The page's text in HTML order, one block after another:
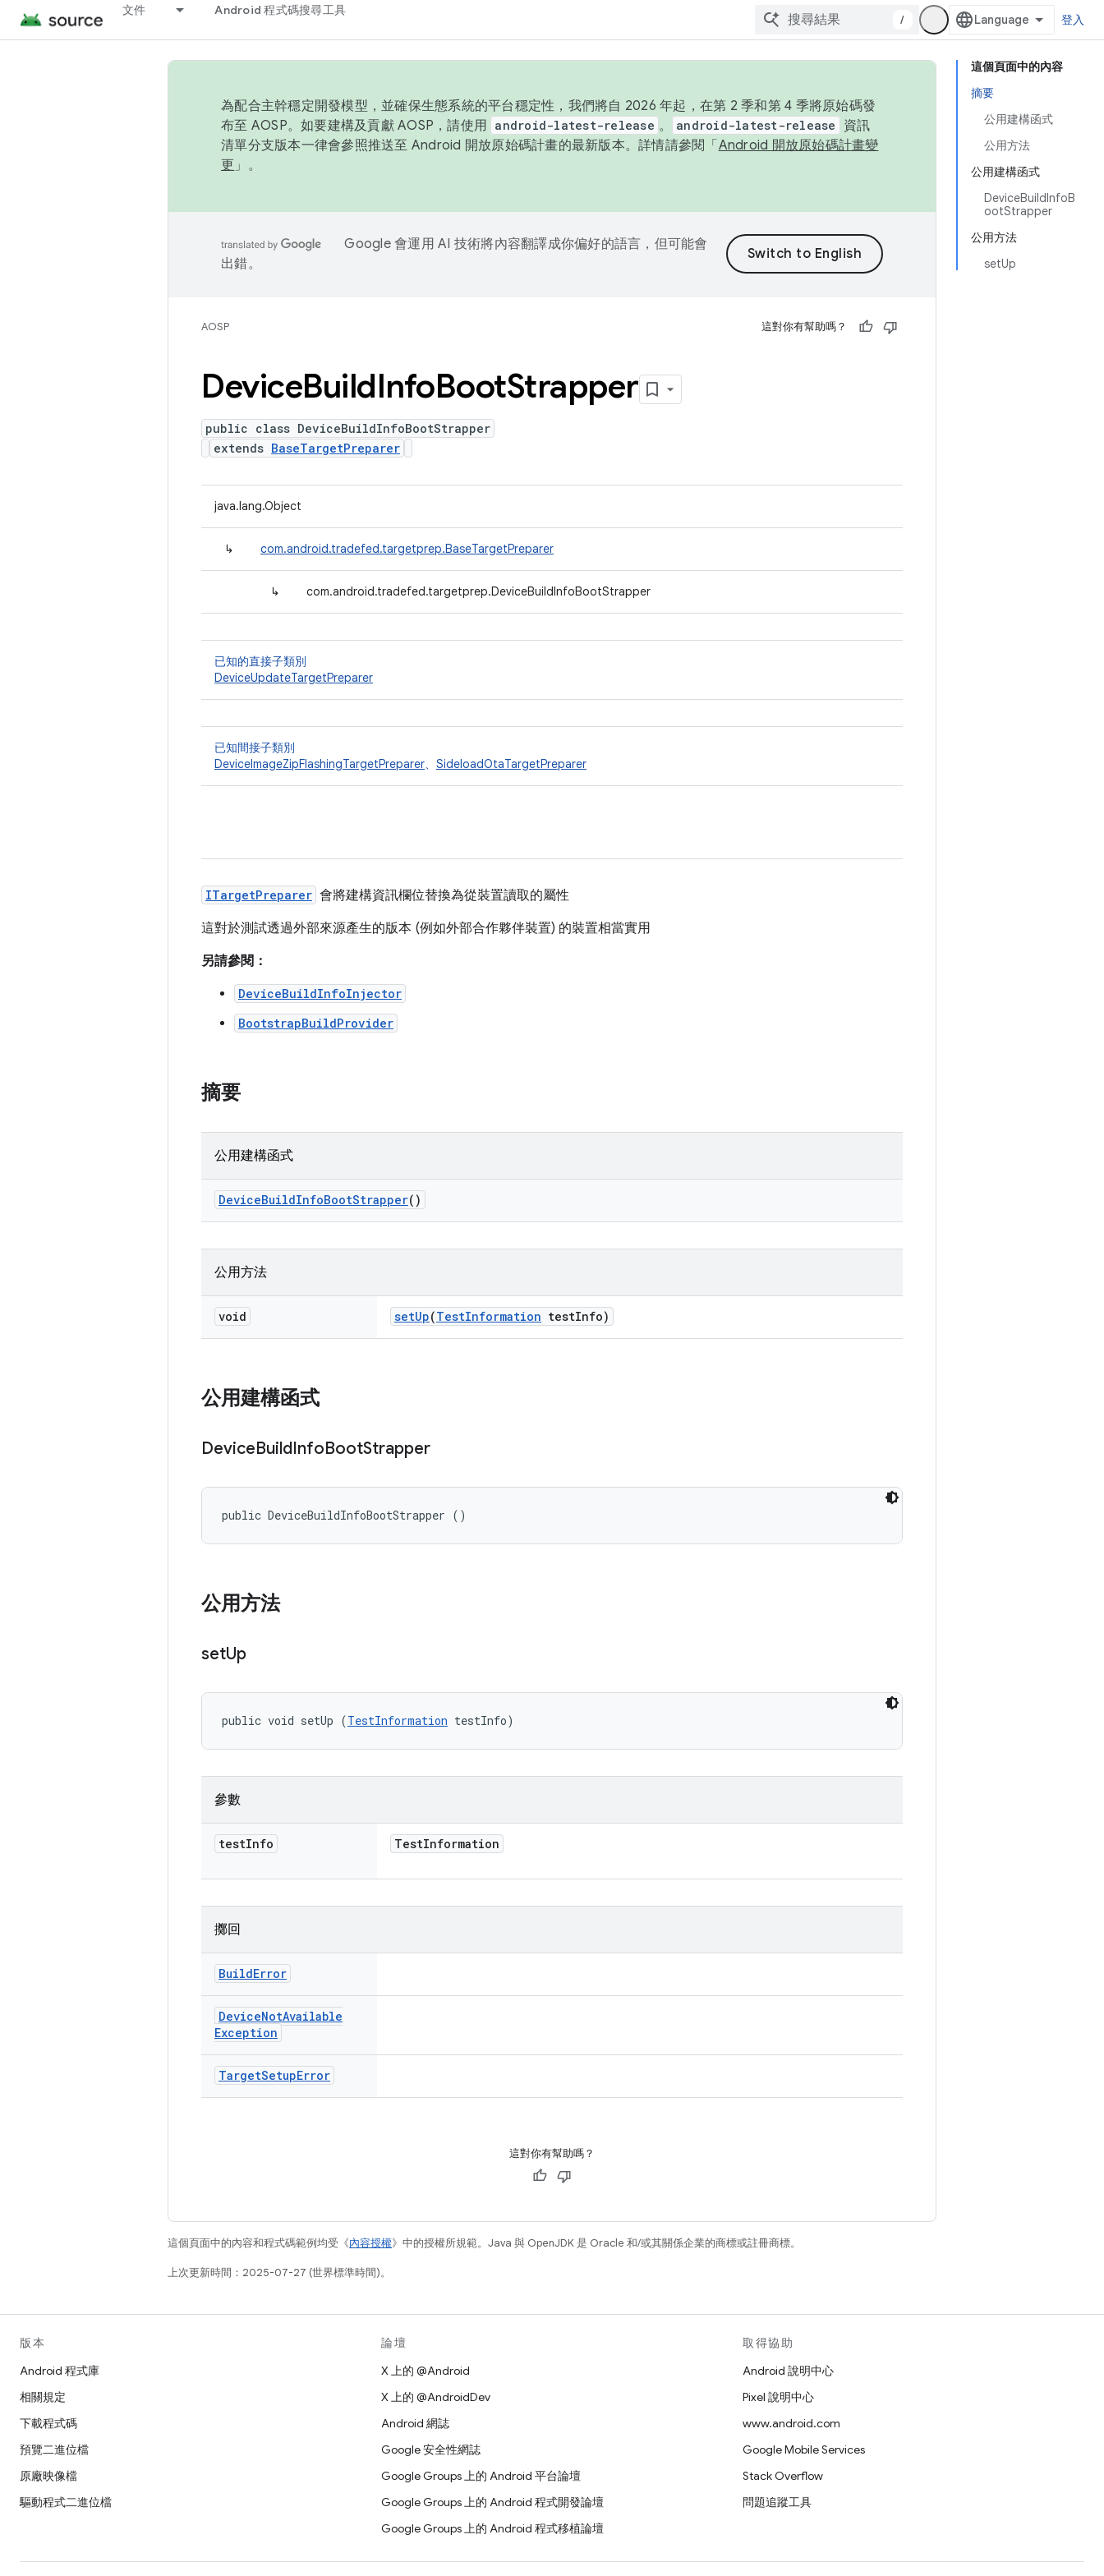
文件 Android 程式碼搜尋工具
/ 登入
這個頁面中的內容
摘要
公用建構函式
公用方法
公用建構函式
DeviceBuildInfoB
ootStrapper
公用方法
setUp
為配合主幹穩定開發模型，並確保生態系統的平台穩定性，我們將自 2026 年起，在第 2 季和第 4 季將原始碼發
布至 AOSP。如要建構及貢獻 AOSP，請使用 android-latest-release 。 android-latest-release
資訊
清單分支版本一律會參照推送至 Android 開放原始碼計畫的最新版本。詳情請參閱「 Android 開放原始碼計畫變
更 」。
Google 會運用 AI 技術將內容翻譯成你偏好的語言，但可能會
出錯。
AOSP 這對你有幫助嗎？
DeviceBuildInfoBootStrapper
public class DeviceBuildInfoBootStrapper
extends BaseTargetPreparer
java.lang.Object
↳ com.android.tradefed.targetprep.BaseTargetPreparer
↳ com.android.tradefed.targetprep.DeviceBuildInfoBootStrapper
已知的直接子類別
DeviceUpdateTargetPreparer
已知間接子類別
DeviceImageZipFlashingTargetPreparer、 SideloadOtaTargetPreparer
ITargetPreparer 會將建構資訊欄位替換為從裝置讀取的屬性
這對於測試透過外部來源產生的版本 (例如外部合作夥伴裝置) 的裝置相當實用
另請參閱：
DeviceBuildInfoInjector
BootstrapBuildProvider
摘要
公用建構函式
DeviceBuildInfoBootStrapper()
公用方法
void setUp(TestInformation testInfo)
公用建構函式
DeviceBuildInfoBootStrapper
public DeviceBuildInfoBootStrapper ()
公用方法
setUp
public void setUp (TestInformation testInfo)
參數
testInfo TestInformation
擲回
BuildError
DeviceNotAvailable
Exception
TargetSetupError
這對你有幫助嗎？
這個頁面中的內容和程式碼範例均受《內容授權》中的授權所規範。Java 與 OpenJDK 是 Oracle 和/或其關係企業的商標或註冊商標。
上次更新時間：2025-07-27 (世界標準時間)。
版本
Android 程式庫
相關規定
下載程式碼
預覽二進位檔
原廠映像檔
驅動程式二進位檔
論壇
X 上的 @Android
X 上的 @AndroidDev
Android 網誌
Google 安全性網誌
Google Groups 上的 Android 平台論壇
Google Groups 上的 Android 程式開發論壇
Google Groups 上的 Android 程式移植論壇
取得協助
Android 說明中心
Pixel 說明中心
www.android.com
Google Mobile Services
Stack Overflow
問題追蹤工具